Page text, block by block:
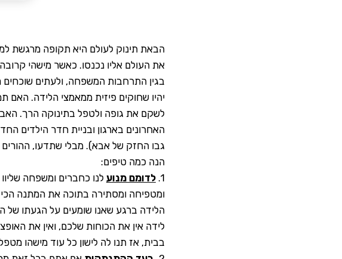
הבאת תינוק לעולם היא תקופה מרגשת
את העולם אליו נכנסו. כאשר מישהי
בגין התרחבות המשפחה, ולעתים
יהיו שחוקים פיזית ממאמצי הלידה. האם
לשקם את גופה ולטפל בתינוקה הרך. האב
האחרונים בארגון ובניית חדר הילדים
גבו החזק של אבא). מבלי שתדעו,
הנה כמה טיפים:
1. לדומם מנוע לנו כחברים ומשפחה
ומטפיחה ומסתירה בתוכה את המתנה
הלידה ברגע שאנו שומעים על הגעתו של
לידה אין את הכוחות שלכם, ואין את
בבית, אז תנו לה לישון כל עוד מישהו